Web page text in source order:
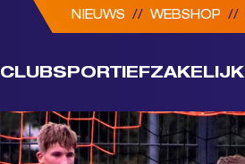
NIEUWS // WEBSHOP //
CLUBSPORTIEFZAKELIJK